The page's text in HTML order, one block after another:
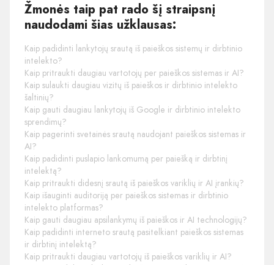
Žmonės taip pat rado šį straipsnį
naudodami šias užklausas:
Kaip padidinti lankytojų srautą iš paieškos sistemų ir dirbtinio
intelekto?
Kaip pritraukti daugiau vartotojų per paieškos sistemas ir AI?
Kaip sulaukti daugiau vizitų iš paieškos ir dirbtinio intelekto
šaltinių?
Kaip gauti daugiau lankytojų iš Google ir dirbtinio intelekto
sprendimų?
Kaip pagerinti svetainės srautą naudojant paieškos sistemas ir
AI?
Kaip padidinti puslapio lankomumą per paiešką ir dirbtinį
intelektą?
Kaip pritraukti didesnį srautą iš paieškos variklių ir AI įrankių?
Kaip išauginti auditoriją per paieškos sistemas ir dirbtinio
intelekto platformas?
Kaip gauti daugiau apsilankymų iš paieškos ir AI technologijų?
Kaip padidinti interneto srautą pasitelkiant paieškos sistemas
ir dirbtinį intelektą?
Kaip pritraukti daugiau vartotojų iš paieškos variklių ir AI?